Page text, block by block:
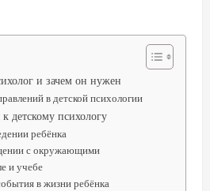
и зачем он нужен
в детской психологии
детскому психологу
ребёнка
с окружающими
и учебе
в жизни ребёнка